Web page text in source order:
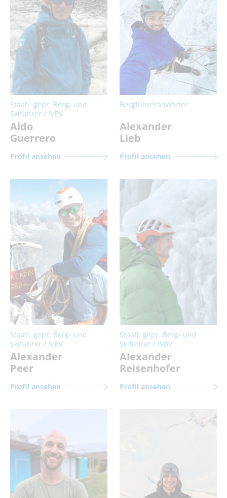
Staatl. gepr. Berg- und
Skiführer / IVBV
Aldo
Guerrero
Profil ansehen
Bergführeranwärter
Alexander
Lieb
Profil ansehen
Staatl. gepr. Berg- und
Skiführer / IVBV
Alexander
Peer
Profil ansehen
Staatl. gepr. Berg- und
Skiführer / IVBV
Alexander
Reisenhofer
Profil ansehen